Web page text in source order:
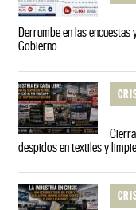
Derrumbe en las encuestas
Gobierno
despidos en textiles y